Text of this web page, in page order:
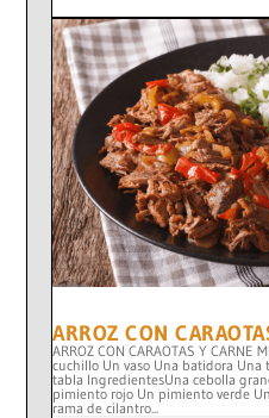
ARROZ CON
ARROZ CON CARAOTAS Y
cuchillo Un vaso Una batidora
tabla IngredientesUna cebolla
pimiento rojo Un pimiento verde
rama de cilantro...